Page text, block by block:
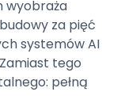
wyobraża
za pięć
systemów AI
tego
pełną